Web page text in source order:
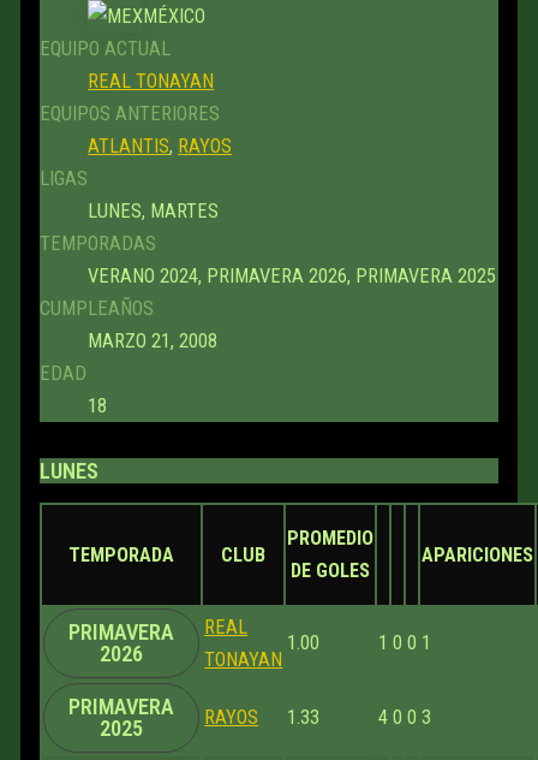
MÉXICO
EQUIPO ACTUAL
REAL TONAYAN
EQUIPOS ANTERIORES
ATLANTIS, RAYOS
LIGAS
LUNES, MARTES
TEMPORADAS
VERANO 2024, PRIMAVERA 2026, PRIMAVERA 2025
CUMPLEAÑOS
MARZO 21, 2008
EDAD
18
LUNES
TEMPORADA CLUB
PROMEDIO
DE GOLES
APARICIONES
PRIMAVERA
2026
REAL
TONAYAN
1.00 1 0 0 1
PRIMAVERA
2025
RAYOS 1.33 4 0 0 3